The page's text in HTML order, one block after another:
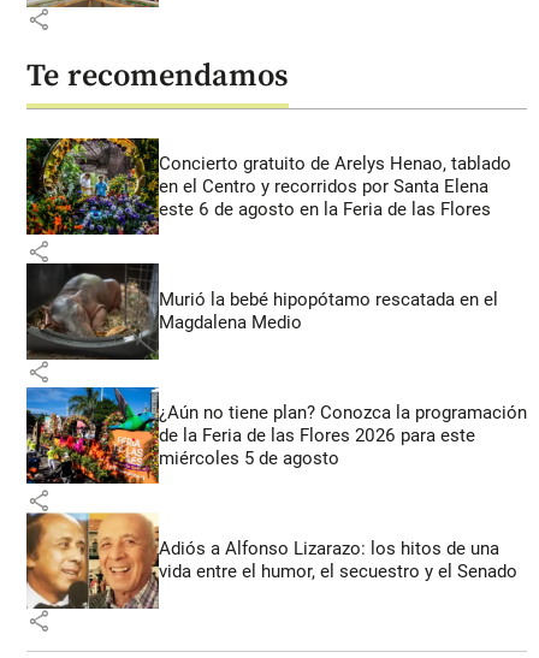
share
Te recomendamos
Concierto gratuito de Arelys Henao, tablado
en el Centro y recorridos por Santa Elena
este 6 de agosto en la Feria de las Flores
share
Murió la bebé hipopótamo rescatada en el
Magdalena Medio
share
¿Aún no tiene plan? Conozca la programación
de la Feria de las Flores 2026 para este
miércoles 5 de agosto
share
Adiós a Alfonso Lizarazo: los hitos de una
vida entre el humor, el secuestro y el Senado
share